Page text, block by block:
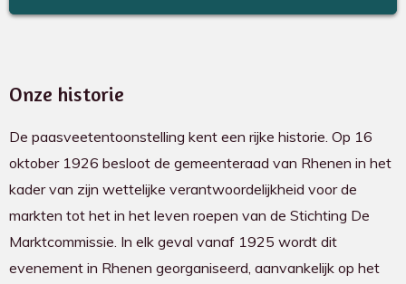
Onze historie
De paasveetentoonstelling kent een rijke historie. Op 16
oktober 1926 besloot de gemeenteraad van Rhenen in het
kader van zijn wettelijke verantwoordelijkheid voor de
markten tot het in het leven roepen van de Stichting De
Marktcommissie. In elk geval vanaf 1925 wordt dit
evenement in Rhenen georganiseerd, aanvankelijk op het